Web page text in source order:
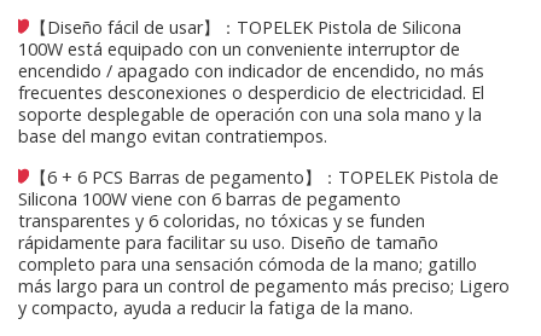
【Diseño fácil de usar】：TOPELEK Pistola de Silicona
100W está equipado con un conveniente interruptor de
encendido / apagado con indicador de encendido, no más
frecuentes desconexiones o desperdicio de electricidad. El
soporte desplegable de operación con una sola mano y la
base del mango evitan contratiempos.
【6 + 6 PCS Barras de pegamento】：TOPELEK Pistola de
Silicona 100W viene con 6 barras de pegamento
transparentes y 6 coloridas, no tóxicas y se funden
rápidamente para facilitar su uso. Diseño de tamaño
completo para una sensación cómoda de la mano; gatillo
más largo para un control de pegamento más preciso; Ligero
y compacto, ayuda a reducir la fatiga de la mano.